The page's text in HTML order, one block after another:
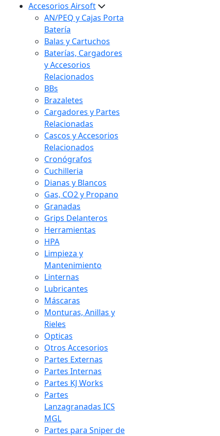
Accesorios Airsoft
AN/PEQ y Cajas Porta
Batería
Balas y Cartuchos
Baterías, Cargadores
y Accesorios
Relacionados
BBs
Brazaletes
Cargadores y Partes
Relacionadas
Cascos y Accesorios
Relacionados
Cronógrafos
Cuchilleria
Dianas y Blancos
Gas, CO2 y Propano
Granadas
Grips Delanteros
Herramientas
HPA
Limpieza y
Mantenimiento
Linternas
Lubricantes
Máscaras
Monturas, Anillas y
Rieles
Opticas
Otros Accesorios
Partes Externas
Partes Internas
Partes KJ Works
Partes
Lanzagranadas ICS
MGL
Partes para Sniper de